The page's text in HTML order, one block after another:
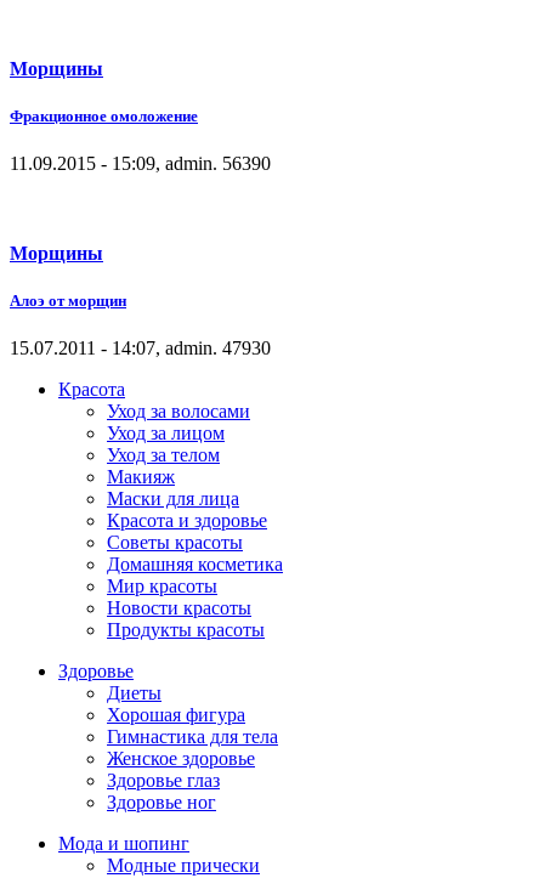
Морщины
Фракционное омоложение
11.09.2015 - 15:09, admin. 56390
Морщины
Алоэ от морщин
15.07.2011 - 14:07, admin. 47930
Красота
Уход за волосами
Уход за лицом
Уход за телом
Макияж
Маски для лица
Красота и здоровье
Советы красоты
Домашняя косметика
Мир красоты
Новости красоты
Продукты красоты
Здоровье
Диеты
Хорошая фигура
Гимнастика для тела
Женское здоровье
Здоровье глаз
Здоровье ног
Мода и шопинг
Модные прически